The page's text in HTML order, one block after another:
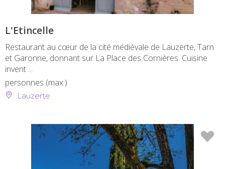
L'Etincelle
Restaurant au cœur de la cité médiévale de Lauzerte, Tarn
et Garonne, donnant sur La Place des Cornières. Cuisine
invent ...
personnes (max.)
Lauzerte